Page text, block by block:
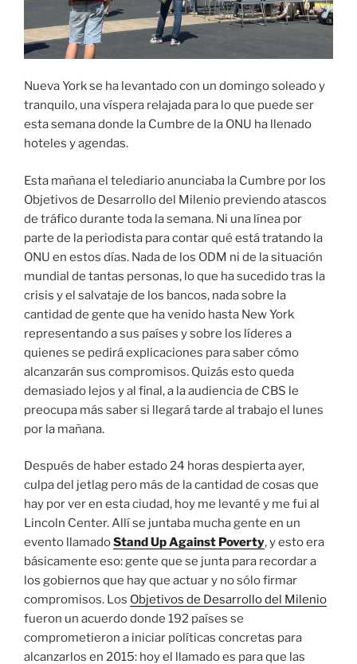
Nueva York se ha levantado con un domingo soleado y
tranquilo, una víspera relajada para lo que puede ser
esta semana donde la Cumbre de la ONU ha llenado
hoteles y agendas.
Esta mañana el telediario anunciaba la Cumbre por los
Objetivos de Desarrollo del Milenio previendo atascos
de tráfico durante toda la semana. Ni una línea por
parte de la periodista para contar qué está tratando la
ONU en estos días. Nada de los ODM ni de la situación
mundial de tantas personas, lo que ha sucedido tras la
crisis y el salvataje de los bancos, nada sobre la
cantidad de gente que ha venido hasta New York
representando a sus países y sobre los líderes a
quienes se pedirá explicaciones para saber cómo
alcanzarán sus compromisos. Quizás esto queda
demasiado lejos y al final, a la audiencia de CBS le
preocupa más saber si llegará tarde al trabajo el lunes
por la mañana.
Después de haber estado 24 horas despierta ayer,
culpa del jetlag pero más de la cantidad de cosas que
hay por ver en esta ciudad, hoy me levanté y me fui al
Lincoln Center. Allí se juntaba mucha gente en un
evento llamadoStand Up Against Poverty, y esto era
básicamente eso: gente que se junta para recordar a
los gobiernos que hay que actuar y no sólo firmar
compromisos. Los Objetivos de Desarrollo del Milenio
fueron un acuerdo donde 192 países se
comprometieron a iniciar políticas concretas para
alcanzarlos en 2015: hoy el llamado es para que las